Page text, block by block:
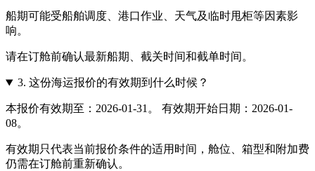
船期可能受船舶调度、港口作业、天气及临时甩柜等因素影
响。
请在订舱前确认最新船期、截关时间和截单时间。
3. 这份海运报价的有效期到什么时候？
本报价有效期至：2026-01-31。 有效期开始日期：2026-01-
08。
有效期只代表当前报价条件的适用时间，舱位、箱型和附加费
仍需在订舱前重新确认。